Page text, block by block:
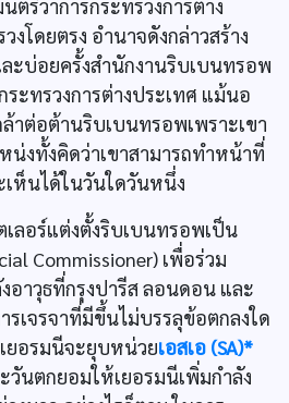
รีว่าการกระทรวงการต่าง
งโดยตรง อำนาจดังกล่าวสร้าง
ะบ่อยครั้งสำนักงานริบเบนทรอพ
ะทรวงการต่างประเทศ แม้นอ
าต่อต้านริบเบนทรอพเพราะเขา
น่งทั้งคิดว่าเขาสามารถทำหน้าที่
เห็นได้ในวันใดวันหนึ่ง
ลอร์แต่งตั้งริบเบนทรอพเป็น
Commissioner) เพื่อร่วม
อาวุธที่กรุงปารีส ลอนดอน และ
เจรจาที่มีขึ้นไม่บรรลุข้อตกลงใด
ยอรมนีจะยุบหน่วยเอสเอ (SA)*
นตกยอมให้เยอรมนีเพิ่มกำลัง